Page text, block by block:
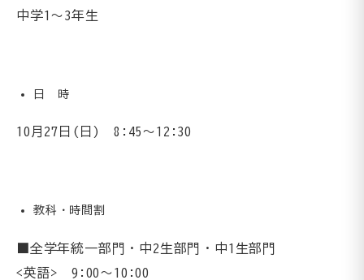
中学1～3年生
日 時
10月27日(日) 8:45～12:30
教科・時間割
■全学年統一部門・中2生部門・中1生部門
<英語> 9:00～10:00